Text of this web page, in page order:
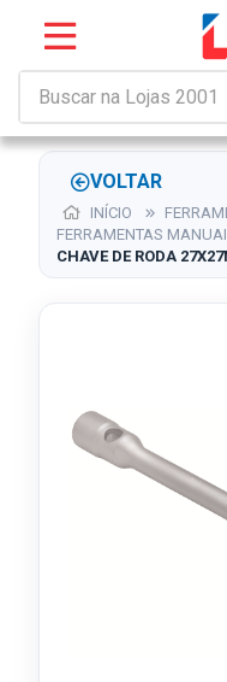
VOLTAR
INÍCIO
FERRAMENTAS
CHAVE DE RODA